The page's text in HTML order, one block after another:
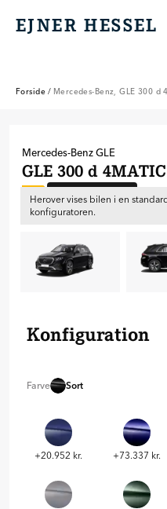
EJNER HESSEL
EJNER HESSEL
Forside / Mercedes-Benz, GLE 300 d
Mercedes-BenzGLE
GLE 300 d
Herover vises bilen i en
konfiguratoren.
Konfiguration
Farve Sort
+20.952 kr. +73.337 kr.